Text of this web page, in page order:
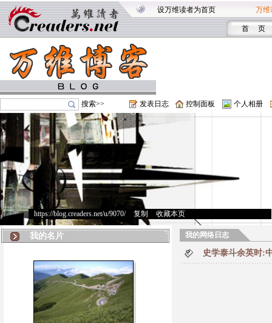
设万维读者为首页 万维
首 页
搜索>> 发表日志 控制面板 个人相册
https://blog.creaders.net/u/9070/> 复制 收藏本页
我的名片 我的网络日志
史学泰斗余英时: